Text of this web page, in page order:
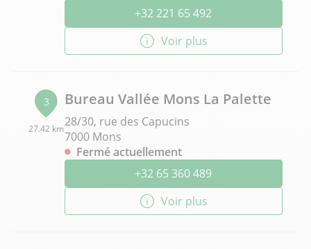
+32 221 65 492
Voir plus
3
27.42 km
Bureau Vallée Mons La Palette
28/30, rue des Capucins
7000 Mons
Fermé actuellement
+32 65 360 489
Voir plus